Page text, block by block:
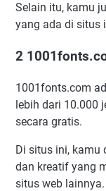
Selain itu, kamu
yang ada di situs
2
1001fonts.com
lebih dari 10.000
secara gratis.
Di situs ini, kamu
dan kreatif yang
situs web lainnya.